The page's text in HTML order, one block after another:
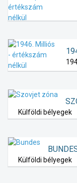
Külföldi bélyegek
Külföldi bélyegek